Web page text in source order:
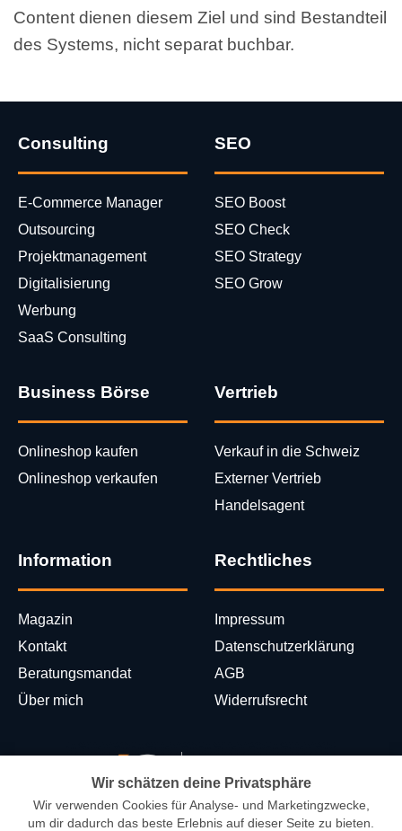
Content dienen diesem Ziel und sind Bestandteil
des Systems, nicht separat buchbar.
Consulting
E-Commerce Manager
Outsourcing
Projektmanagement
Digitalisierung
Werbung
SaaS Consulting
SEO
SEO Boost
SEO Check
SEO Strategy
SEO Grow
Business Börse
Onlineshop kaufen
Onlineshop verkaufen
Vertrieb
Verkauf in die Schweiz
Externer Vertrieb
Handelsagent
Information
Magazin
Kontakt
Beratungsmandat
Über mich
Rechtliches
Impressum
Datenschutzerklärung
AGB
Widerrufsrecht
Wir schätzen deine Privatsphäre
Wir verwenden Cookies für Analyse- und Marketingzwecke,
um dir dadurch das beste Erlebnis auf dieser Seite zu bieten.